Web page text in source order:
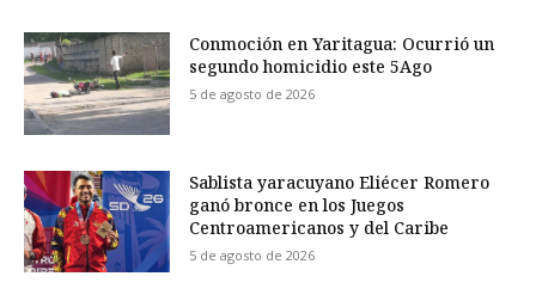
Conmoción en Yaritagua: Ocurrió un
segundo homicidio este 5Ago
5 de agosto de 2026
Sablista yaracuyano Eliécer Romero
ganó bronce en los Juegos
Centroamericanos y del Caribe
5 de agosto de 2026